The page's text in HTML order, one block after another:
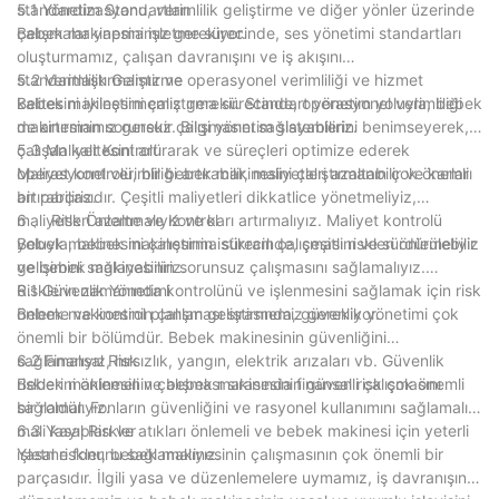
standardizasyonu, verimlilik geliştirme ve diğer yönler üzerinde
çalışmalar yapmamız gerekiyor.
5.1 Yönetim Standartları
Bebek makinesini işletme sürecinde, ses yönetimi standartları
oluşturmamız, çalışan davranışını ve iş akışını
standartlaştırmamız ve operasyonel verimliliği ve hizmet
kalitesini iyileştirmemiz gerekir. Standart yönetim yoluyla, bebek
makinesinin sorunsuz çalışmasını sağlayabiliriz.
5.2 Verimlilik Geliştirme
Bebek makinesini çalıştırma sürecinde, operasyonel verimliliği
de artırmamız gerekir. Bilgi yönetim sistemlerini benimseyerek,
çalışan kalitesini artırarak ve süreçleri optimize ederek
operasyonel verimliliği artırabilir, maliyetleri azaltabilir ve karları
artırabiliriz.
5.3 Maliyet Kontrolü
Maliyet kontrolü, bir bebek makinesini çalıştırmanın çok önemli
bir parçasıdır. Çeşitli maliyetleri dikkatlice yönetmeliyiz,
maliyetleri azaltmalıyız ve karı artırmalıyız. Maliyet kontrolü
yoluyla, bebek makinesinin istikrarlı çalışmasını ve sürdürülebilir
gelişimini sağlayabiliriz.
6 、 Risk Önleme ve Kontrol
Bebek makinesini çalıştırma sürecinde, çeşitli riskleri önlemeliyiz
ve bebek makinesinin sorunsuz çalışmasını sağlamalıyız.
Risklerin zamanında kontrolünü ve işlenmesini sağlamak için risk
önleme ve kontrol planları geliştirmemiz gerekiyor.
6.1 Güvenlik Yönetimi
Bebek makinesinin çalışması sırasında, güvenlik yönetimi çok
önemli bir bölümdür. Bebek makinesinin güvenliğini
sağlamalıyız, hırsızlık, yangın, elektrik arızaları vb. Güvenlik
risklerini önlemeli ve bebek makinesinin güvenli çalışmasını
sağlamalıyız.
6.2 Finansal Risk
Bebek makinesinin çalışması sırasında finansal risk çok önemli
bir roldür. Fonların güvenliğini ve rasyonel kullanımını sağlamalı,
mali kayıpları ve atıkları önlemeli ve bebek makinesi için yeterli
işletme fonunu sağlamalıyız.
6.3 Yasal Riskler
Yasal riskler, bebek makinesinin çalışmasının çok önemli bir
parçasıdır. İlgili yasa ve düzenlemelere uymamız, iş davranışını